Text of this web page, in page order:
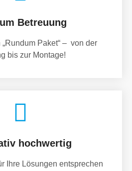
Betreuung
Paket“ – von der
bis zur Montage!
hochwertig
Ihre Lösungen entsprechen